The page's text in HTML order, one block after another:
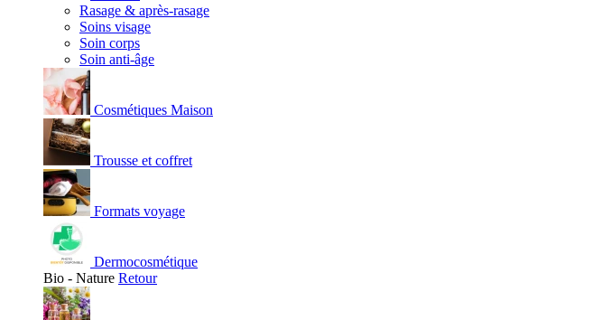
Rasage & après-rasage
Soins visage
Soin corps
Soin anti-âge
Cosmétiques Maison
Trousse et coffret
Formats voyage
Dermocosmétique
Bio - Nature Retour